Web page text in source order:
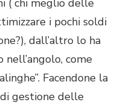
( chi meglio delle
i pochi soldi
dall’altro lo ha
come
Facendone la
gestione delle